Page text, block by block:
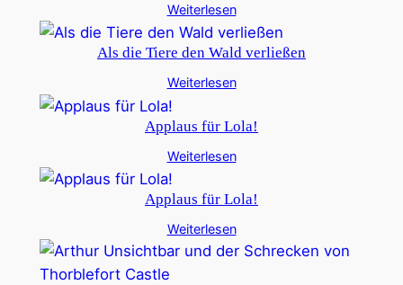
Weiterlesen
Als die Tiere den Wald verließen
Weiterlesen
Applaus für Lola!
Weiterlesen
Applaus für Lola!
Weiterlesen